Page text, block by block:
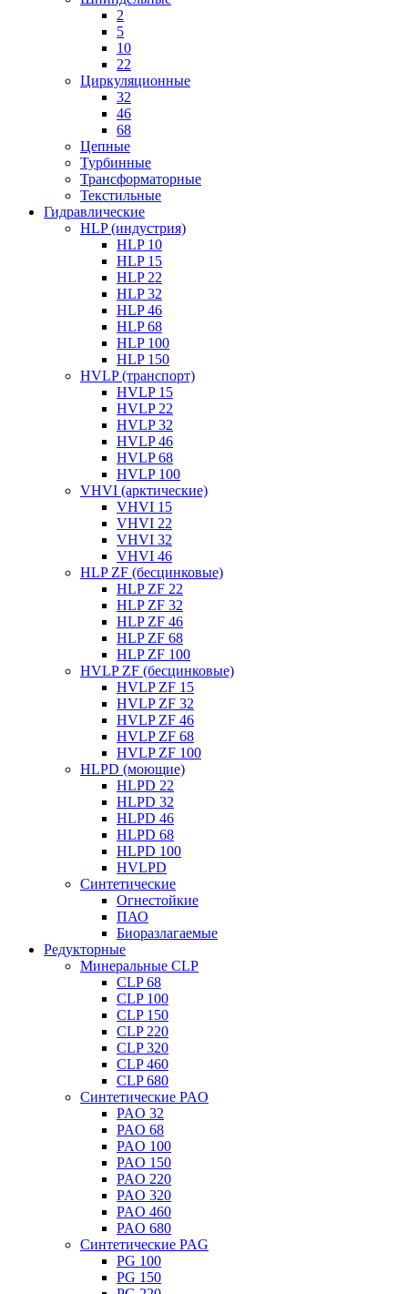
2
5
10
22
Циркуляционные
32
46
68
Цепные
Турбинные
Трансформаторные
Текстильные
Гидравлические
HLP (индустрия)
HLP 10
HLP 15
HLP 22
HLP 32
HLP 46
HLP 68
HLP 100
HLP 150
HVLP (транспорт)
HVLP 15
HVLP 22
HVLP 32
HVLP 46
HVLP 68
HVLP 100
VHVI (арктические)
VHVI 15
VHVI 22
VHVI 32
VHVI 46
HLP ZF (бесцинковые)
HLP ZF 22
HLP ZF 32
HLP ZF 46
HLP ZF 68
HLP ZF 100
HVLP ZF (бесцинковые)
HVLP ZF 15
HVLP ZF 32
HVLP ZF 46
HVLP ZF 68
HVLP ZF 100
HLPD (моющие)
HLPD 22
HLPD 32
HLPD 46
HLPD 68
HLPD 100
HVLPD
Синтетические
Огнестойкие
ПАО
Биоразлагаемые
Редукторные
Минеральные CLP
CLP 68
CLP 100
CLP 150
CLP 220
CLP 320
CLP 460
CLP 680
Синтетические PAO
PAO 32
PAO 68
PAO 100
PAO 150
PAO 220
PAO 320
PAO 460
PAO 680
Синтетические PAG
PG 100
PG 150